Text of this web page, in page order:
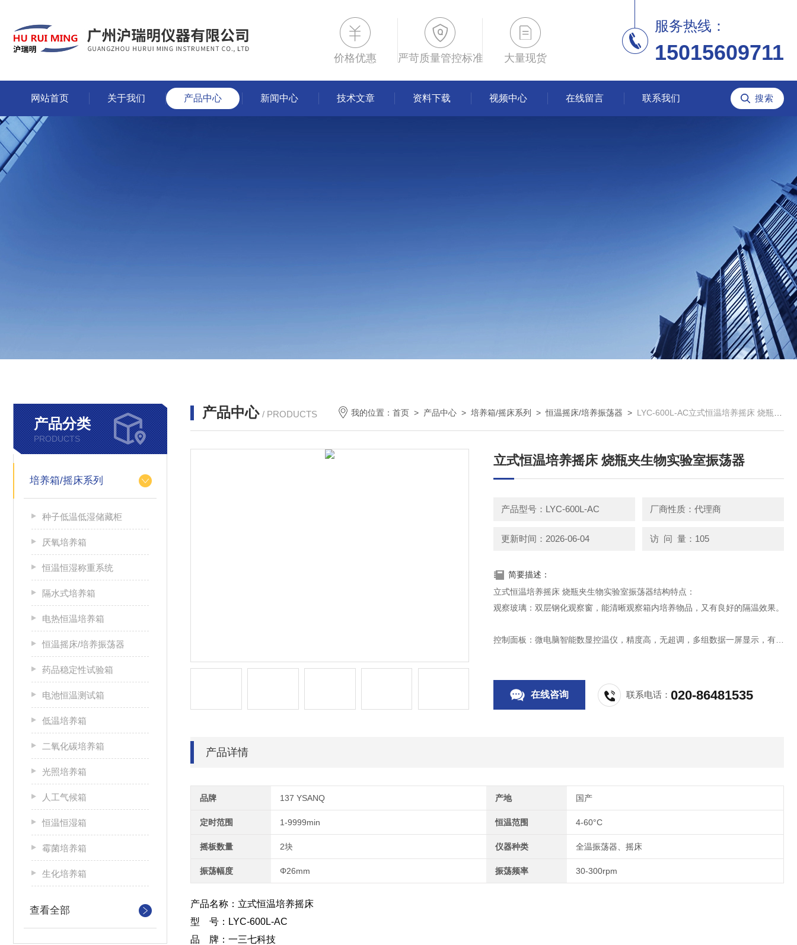
价格优惠 严苛质量管控标准 大量现货
服务热线：
15015609711
网站首页 关于我们 产品中心 新闻中心 技术文章 资料下载 视频中心 在线留言 联系我们
产品分类
PRODUCTS
培养箱/摇床系列
种子低温低湿储藏柜
厌氧培养箱
恒温恒湿称重系统
隔水式培养箱
电热恒温培养箱
恒温摇床/培养振荡器
药品稳定性试验箱
电池恒温测试箱
低温培养箱
二氧化碳培养箱
光照培养箱
人工气候箱
恒温恒湿箱
霉菌培养箱
生化培养箱
查看全部
产品中心 / PRODUCTS 我的位置：首页 > 产品中心 >培养箱/摇床系列 >恒温摇床/培养振荡器 > LYC-600L-AC立式恒温培养摇床 烧瓶夹生物实验室振荡器
立式恒温培养摇床 烧瓶夹生物实验室振荡器
产品型号：LYC-600L-AC 厂商性质：代理商
更新时间：2026-06-04 访 问 量：105
简要描述：
立式恒温培养摇床 烧瓶夹生物实验室振荡器结构特点：
观察玻璃：双层钢化观察窗，能清晰观察箱内培养物品，又有良好的隔温效果。
控制面板：微电脑智能数显控温仪，精度高，无超调，多组数据一屏显示，有温
在线咨询 联系电话：020-86481535
产品详情
品牌 137 YSANQ 产地 国产
定时范围 1-9999min 恒温范围 4-60°C
摇板数量 2块 仪器种类 全温振荡器、摇床
振荡幅度 Φ26mm 振荡频率 30-300rpm
产品名称：立式恒温培养摇床
型 号：LYC-600L-AC
品 牌：一三七科技